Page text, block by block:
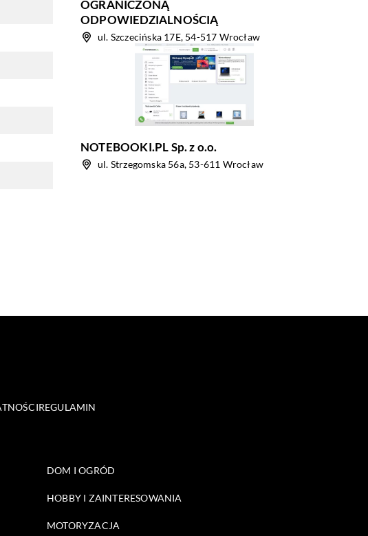
OGRANICZONĄ
ODPOWIEDZIALNOŚCIĄ
ul. Szczecińska 17E, 54-517 Wrocław
NOTEBOOKI.PL Sp. z o.o.
ul. Strzegomska 56a, 53-611 Wrocław
REGULAMIN
DOM I OGRÓD
HOBBY I ZAINTERESOWANIA
MOTORYZACJA